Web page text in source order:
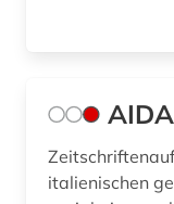
italienischen